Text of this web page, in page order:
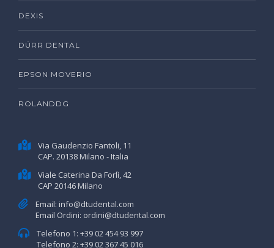
DEXIS
DÜRR DENTAL
EPSON MOVERIO
ROLANDDG
Via Gaudenzio Fantoli, 11
CAP. 20138 Milano - Italia
Viale Caterina Da Forlì, 42
CAP 20146 Milano
Email: info@dtudental.com
Email Ordini: ordini@dtudental.com
Telefono 1: +39 02 454 93 997
Telefono 2: +39 02 367 45 016